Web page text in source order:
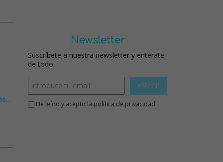
…
Newsletter
Suscríbete a nuestra newsletter y enterate
de todo
ENVIAR
He leído y acepto la política de privacidad